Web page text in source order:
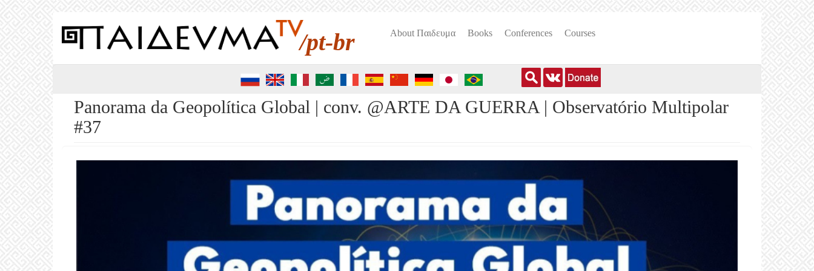
Pular
conteúdo
/pt-br About Пαιδευμα Books Conferences Courses
Panorama da Geopolítica Global | conv. @ARTE DA GUERRA | Observatório Multipolar
#37